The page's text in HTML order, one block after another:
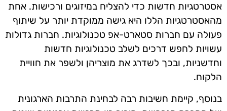
אסטרטגיות חדשות כדי להצליח במיזוגים ורכישות. אחת
מהאסטרטגיות הללו היא גישה ממוקדת יותר על שיתוף
פעולה עם חברות סטארט-אפ טכנולוגיות. חברות גדולות
עשויות לחפש דרכים לשלב טכנולוגיות חדשות
וחדשניות, ובכך לשדרג את מוצריהן ולשפר את חוויית
הלקוח.
בנוסף, קיימת חשיבות רבה לבחינת התרבות הארגונית